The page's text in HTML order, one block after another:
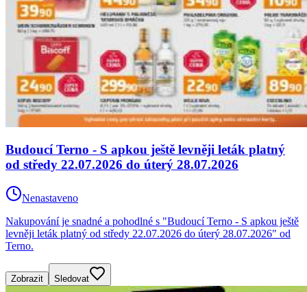
Budoucí Terno - S apkou ještě levněji leták platný
od středy 22.07.2026 do úterý 28.07.2026
Nenastaveno
Nakupování je snadné a pohodlné s "Budoucí Terno - S apkou ještě
levněji leták platný od středy 22.07.2026 do úterý 28.07.2026" od
Terno.
Zobrazit Sledovat